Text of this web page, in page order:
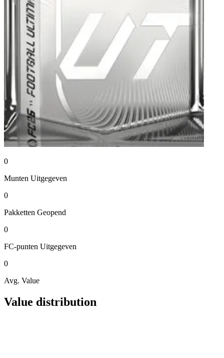
0
Munten Uitgegeven
0
Pakketten Geopend
0
FC-punten Uitgegeven
0
Avg. Value
Value distribution